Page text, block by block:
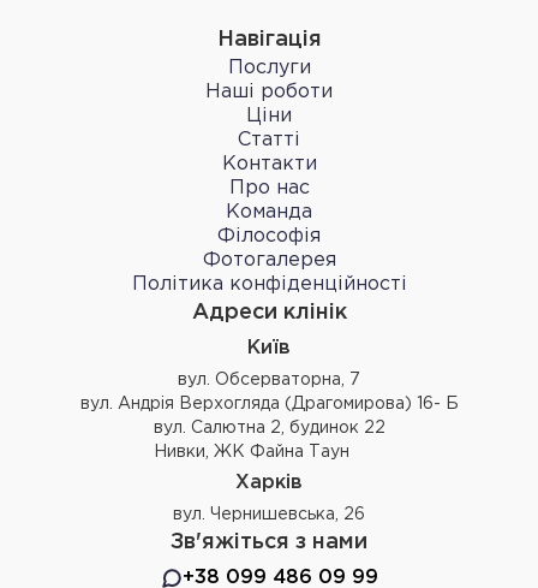
Навігація
Послуги
Наші роботи
Ціни
Статті
Контакти
Про нас
Команда
Філософія
Фотогалерея
Політика конфіденційності
Адреси клінік
Київ
вул. Обсерваторна, 7
вул. Андрія Верхогляда (Драгомирова) 16- Б
вул. Салютна 2, будинок 22
Нивки, ЖК Файна Таун
Харків
вул. Чернишевська, 26
Зв'яжіться з нами
+38 099 486 09 99